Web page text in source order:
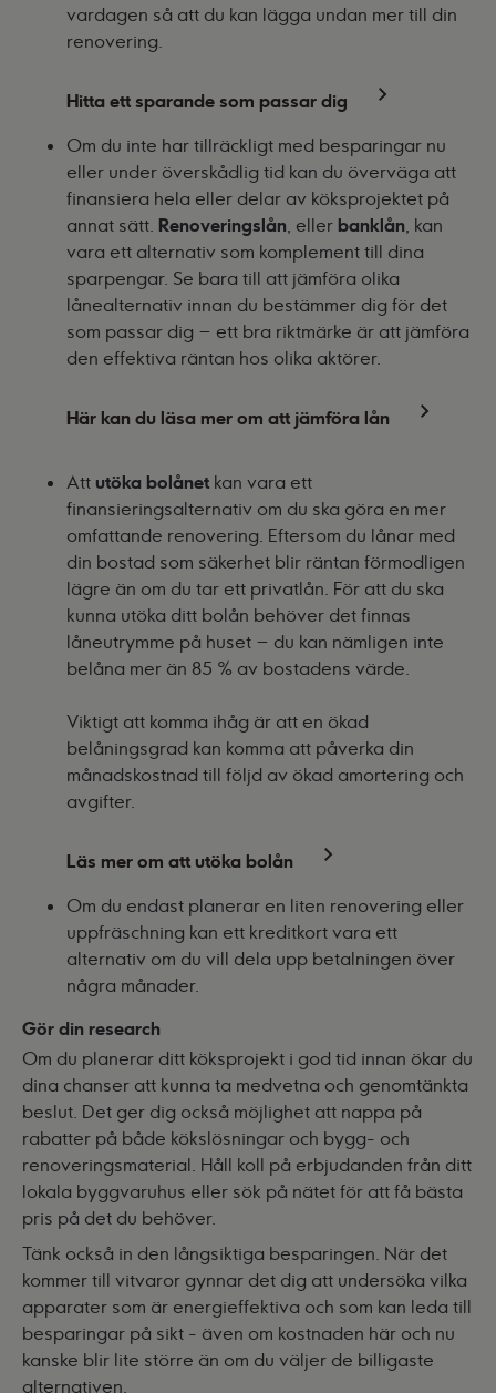
vardagen så att du kan lägga undan mer till din
renovering.
Hitta ett sparande som passar dig
Om du inte har tillräckligt med besparingar nu
eller under överskådlig tid kan du överväga att
finansiera hela eller delar av köksprojektet på
annat sätt. Renoveringslån, eller banklån, kan
vara ett alternativ som komplement till dina
sparpengar. Se bara till att jämföra olika
lånealternativ innan du bestämmer dig för det
som passar dig – ett bra riktmärke är att jämföra
den effektiva räntan hos olika aktörer.
Här kan du läsa mer om att jämföra lån
Att utöka bolånet kan vara ett
finansieringsalternativ om du ska göra en mer
omfattande renovering. Eftersom du lånar med
din bostad som säkerhet blir räntan förmodligen
lägre än om du tar ett privatlån. För att du ska
kunna utöka ditt bolån behöver det finnas
låneutrymme på huset – du kan nämligen inte
belåna mer än 85 % av bostadens värde.
Viktigt att komma ihåg är att en ökad
belåningsgrad kan komma att påverka din
månadskostnad till följd av ökad amortering och
avgifter.
Läs mer om att utöka bolån
Om du endast planerar en liten renovering eller
uppfräschning kan ett kreditkort vara ett
alternativ om du vill dela upp betalningen över
några månader.
Gör din research
Om du planerar ditt köksprojekt i god tid innan ökar du
dina chanser att kunna ta medvetna och genomtänkta
beslut. Det ger dig också möjlighet att nappa på
rabatter på både kökslösningar och bygg- och
renoveringsmaterial. Håll koll på erbjudanden från ditt
lokala byggvaruhus eller sök på nätet för att få bästa
pris på det du behöver.
Tänk också in den långsiktiga besparingen. När det
kommer till vitvaror gynnar det dig att undersöka vilka
apparater som är energieffektiva och som kan leda till
besparingar på sikt - även om kostnaden här och nu
kanske blir lite större än om du väljer de billigaste
alternativen.